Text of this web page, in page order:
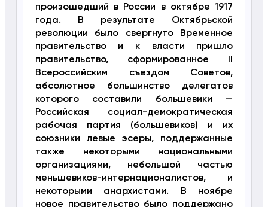
произошедший в России в октябре 1917
года. В результате Октябрьской
революции было свергнуто Временное
правительство и к власти пришло
правительство, сформированное II
Всероссийским съездом Советов,
абсолютное большинство делегатов
которого составили большевики —
Российская социал-демократическая
рабочая партия (большевиков) и их
союзники левые эсеры, поддержанные
также некоторыми национальными
организациями, небольшой частью
меньшевиков-интернационалистов, и
некоторыми анархистами. В ноябре
новое правительство было поддержано